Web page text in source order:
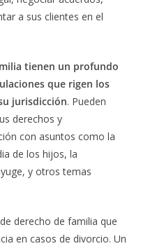
a sus clientes en el
tienen un profundo
que rigen los
jurisdicción. Pueden
derechos y
con asuntos como la
de los hijos, la
y otros temas
derecho de familia que
en casos de divorcio. Un